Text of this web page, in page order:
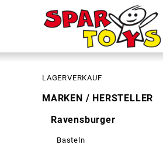
LAGERVERKAUF
MARKEN / HERSTELLER
Ravensburger
Basteln